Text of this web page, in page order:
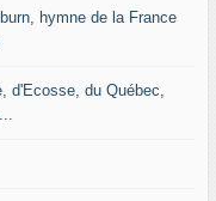
hymne de la France
d'Ecosse, du Québec,